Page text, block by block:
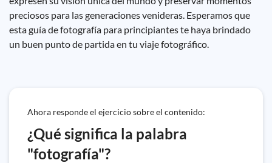
preciosos para las generaciones venideras. Esperamos que
esta guía de fotografía para principiantes te haya brindado
un buen punto de partida en tu viaje fotográfico.
Ahora responde el ejercicio sobre el contenido:
¿Qué significa la palabra
"fotografía"?